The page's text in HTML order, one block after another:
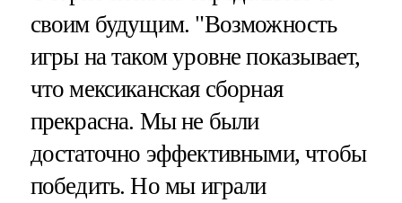
своим будущим. "Возможность
игры на таком уровне показывает,
что мексиканская сборная
прекрасна. Мы не были
достаточно эффективными, чтобы
победить. Но мы играли